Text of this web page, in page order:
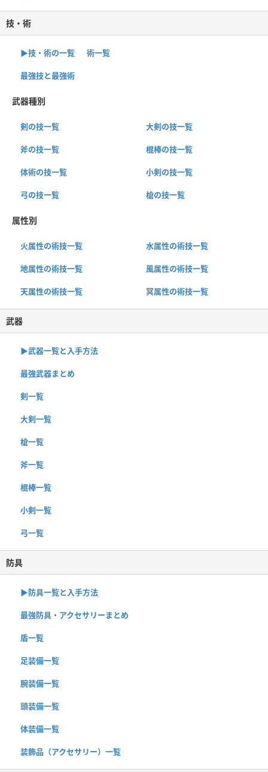
技・術
▶︎技・術の一覧 術一覧
最強技と最強術
武器種別
剣の技一覧 大剣の技一覧
斧の技一覧 棍棒の技一覧
体術の技一覧 小剣の技一覧
弓の技一覧 槍の技一覧
属性別
火属性の術技一覧 水属性の術技一覧
地属性の術技一覧 風属性の術技一覧
天属性の術技一覧 冥属性の術技一覧
武器
▶︎武器一覧と入手方法
最強武器まとめ
剣一覧
大剣一覧
槍一覧
斧一覧
棍棒一覧
小剣一覧
弓一覧
防具
▶︎防具一覧と入手方法
最強防具・アクセサリーまとめ
盾一覧
足装備一覧
腕装備一覧
頭装備一覧
体装備一覧
装飾品（アクセサリー）一覧